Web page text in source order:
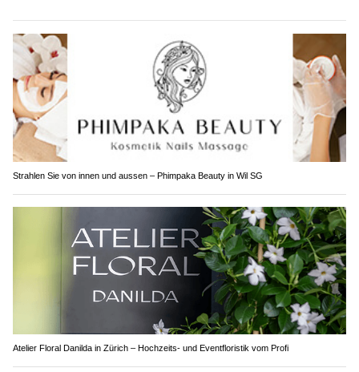
Strahlen Sie von innen und aussen – Phimpaka Beauty in Wil SG
Atelier Floral Danilda in Zürich – Hochzeits- und Eventfloristik vom Profi